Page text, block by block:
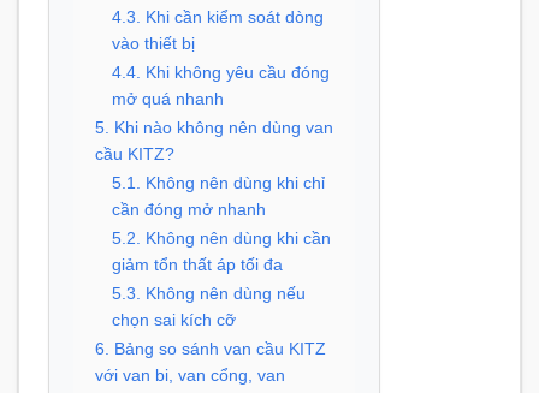
4.3. Khi cần kiểm soát dòng
vào thiết bị
4.4. Khi không yêu cầu đóng
mở quá nhanh
5. Khi nào không nên dùng van
cầu KITZ?
5.1. Không nên dùng khi chỉ
cần đóng mở nhanh
5.2. Không nên dùng khi cần
giảm tổn thất áp tối đa
5.3. Không nên dùng nếu
chọn sai kích cỡ
6. Bảng so sánh van cầu KITZ
với van bi, van cổng, van